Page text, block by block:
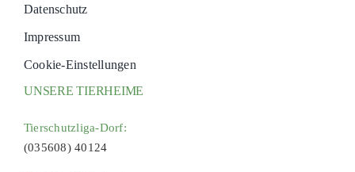
Datenschutz
Impressum
Cookie-Einstellungen
UNSERE TIERHEIME
Tierschutzliga-Dorf:
(035608) 40124